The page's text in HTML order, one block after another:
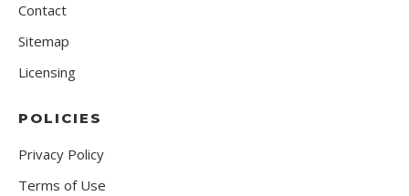
Contact
Sitemap
Licensing
POLICIES
Privacy Policy
Terms of Use